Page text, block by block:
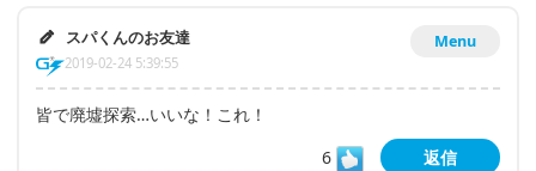
Menu
スパくんのお友達
2019-02-24 5:39:55
皆で廃墟探索…いいな！これ！
6
返信